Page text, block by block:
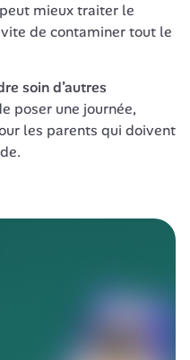
mieux traiter le
de contaminer tout le
soin d’autres
poser une journée,
les parents qui doivent